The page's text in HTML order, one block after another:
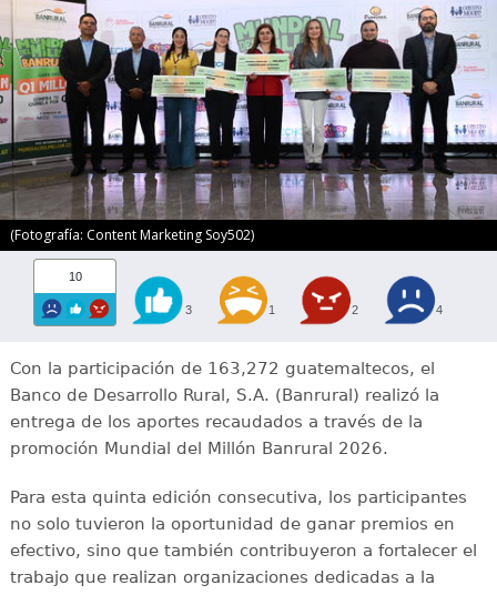
(Fotografía: Content Marketing Soy502)
10
3 1 2 4
Con la participación de 163,272 guatemaltecos, el
Banco de Desarrollo Rural, S.A. (Banrural) realizó la
entrega de los aportes recaudados a través de la
promoción Mundial del Millón Banrural 2026.
Para esta quinta edición consecutiva, los participantes
no solo tuvieron la oportunidad de ganar premios en
efectivo, sino que también contribuyeron a fortalecer el
trabajo que realizan organizaciones dedicadas a la